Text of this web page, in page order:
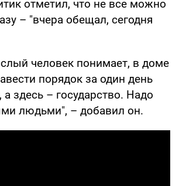
отметил, что не все можно
– "вчера обещал, сегодня
человек понимает, в доме
порядок за один день
здесь – государство. Надо
людьми", – добавил он.